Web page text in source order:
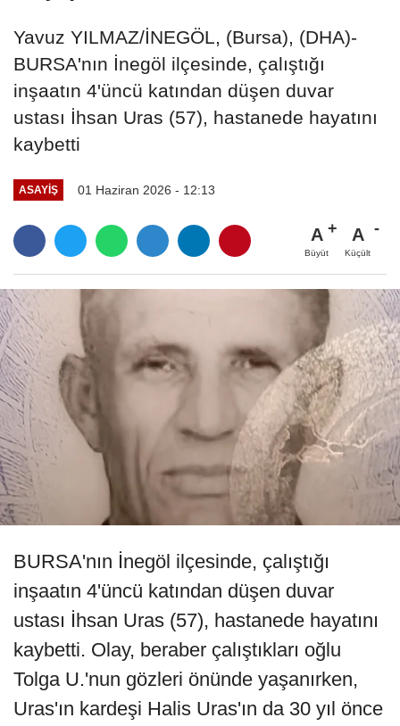
Yavuz YILMAZ/İNEGÖL, (Bursa), (DHA)-
BURSA'nın İnegöl ilçesinde, çalıştığı
inşaatın 4'üncü katından düşen duvar
ustası İhsan Uras (57), hastanede hayatını
kaybetti
ASAYIŞ 01 Haziran 2026 - 12:13
A
Büyüt
A
Küçült
BURSA'nın İnegöl ilçesinde, çalıştığı
inşaatın 4'üncü katından düşen duvar
ustası İhsan Uras (57), hastanede hayatını
kaybetti. Olay, beraber çalıştıkları oğlu
Tolga U.'nun gözleri önünde yaşanırken,
Uras'ın kardeşi Halis Uras'ın da 30 yıl önce